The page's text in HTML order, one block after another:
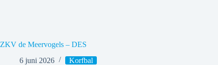
ZKV de Meervogels – DES
6 juni 2026
Korfbal